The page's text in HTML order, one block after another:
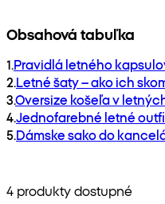
Obsahová tabuľka
1.Pravidlá letného
2.Letné šaty – ako ich
3.Oversize košeľa v
4.Jednofarebné letné
5.Dámske sako do
4 produkty dostupné